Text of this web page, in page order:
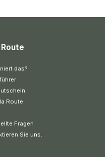
das?
Route
Fragen
Sie uns.